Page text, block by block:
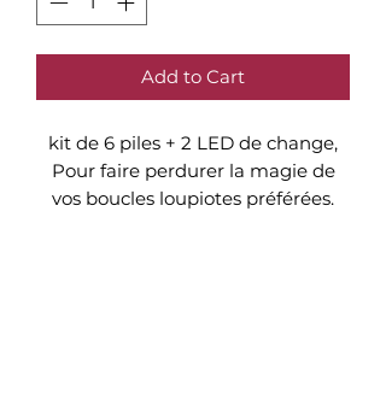
Add to Cart
kit de 6 piles + 2 LED de change,
Pour faire perdurer la magie de
vos boucles loupiotes préférées.